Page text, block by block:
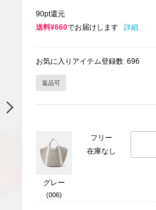
90pt還元
送料¥660でお届けします 詳細
お気に入りアイテム登録数 696
返品可
グレー
(006)
フリー
在庫なし